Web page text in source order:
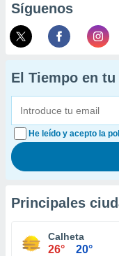
Síguenos
El Tiempo en tu
He leído y acepto la
Principales
Calheta
26° 20°